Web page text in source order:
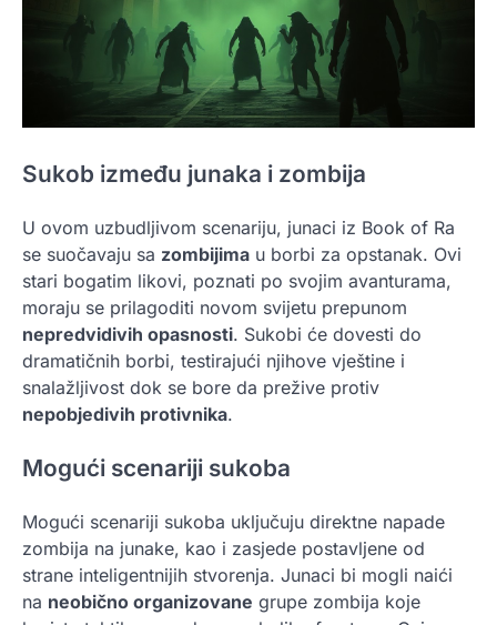
Sukob između junaka i zombija
U ovom uzbudljivom scenariju, junaci iz Book of Ra
se suočavaju sa zombijima u borbi za opstanak. Ovi
stari bogatim likovi, poznati po svojim avanturama,
moraju se prilagoditi novom svijetu prepunom
nepredvidivih opasnosti. Sukobi će dovesti do
dramatičnih borbi, testirajući njihove vještine i
snalažljivost dok se bore da prežive protiv
nepobjedivih protivnika.
Mogući scenariji sukoba
Mogući scenariji sukoba uključuju direktne napade
zombija na junake, kao i zasjede postavljene od
strane inteligentnijih stvorenja. Junaci bi mogli naići
na neobično organizovane grupe zombija koje